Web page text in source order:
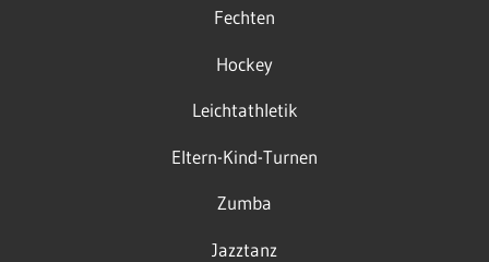
Fechten
Hockey
Leichtathletik
Eltern-Kind-Turnen
Zumba
Jazztanz